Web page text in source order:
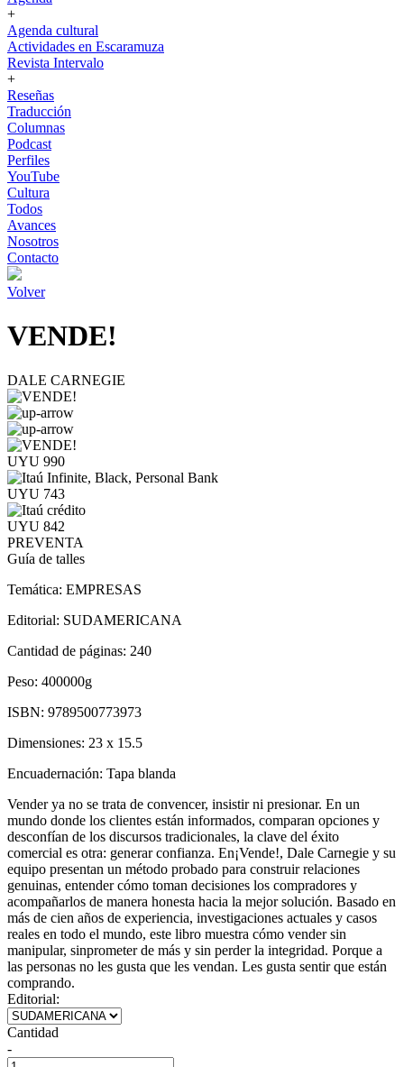
+
Agenda cultural
Actividades en Escaramuza
Revista Intervalo
+
Reseñas
Traducción
Columnas
Podcast
Perfiles
YouTube
Cultura
Todos
Avances
Nosotros
Contacto
Volver
VENDE!
DALE CARNEGIE
UYU 990
UYU 743
UYU 842
PREVENTA
Guía de talles
Temática: EMPRESAS
Editorial: SUDAMERICANA
Cantidad de páginas: 240
Peso: 400000g
ISBN: 9789500773973
Dimensiones: 23 x 15.5
Encuadernación: Tapa blanda
Vender ya no se trata de convencer, insistir ni presionar. En un
mundo donde los clientes están informados, comparan opciones y
desconfían de los discursos tradicionales, la clave del éxito
comercial es otra: generar confianza. En¡Vende!, Dale Carnegie y su
equipo presentan un método probado para construir relaciones
genuinas, entender cómo toman decisiones los compradores y
acompañarlos de manera honesta hacia la mejor solución. Basado en
más de cien años de experiencia, investigaciones actuales y casos
reales en todo el mundo, este libro muestra cómo vender sin
manipular, sinprometer de más y sin perder la integridad. Porque a
las personas no les gusta que les vendan. Les gusta sentir que están
comprando.
Editorial:
Cantidad
-